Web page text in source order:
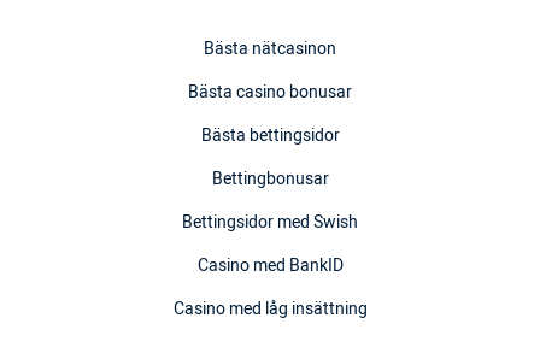
Bästa nätcasinon
Bästa casino bonusar
Bästa bettingsidor
Bettingbonusar
Bettingsidor med Swish
Casino med BankID
Casino med låg insättning